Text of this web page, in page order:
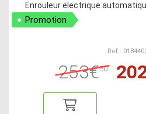
Enrouleur electrique
Promotion
Ref :
253€50